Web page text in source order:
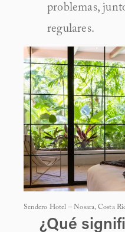
problemas,
regulares.
Sendero Hotel – Nosara, Costa
¿Qué